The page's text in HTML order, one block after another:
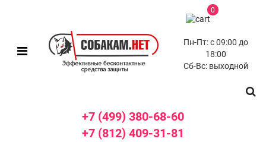
0
Пн-Пт: с 09:00 до
18:00
Сб-Вс: выходной
+7 (499) 380-68-60
+7 (812) 409-31-81